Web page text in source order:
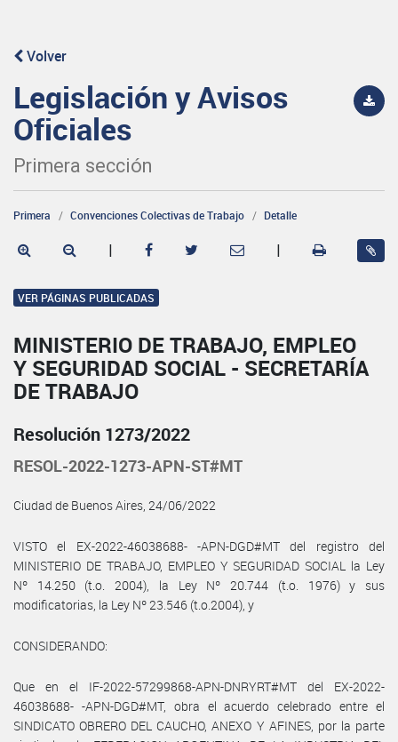
Volver
Legislación y Avisos
Oficiales
Primera sección
Primera Convenciones Colectivas de Trabajo Detalle
| |
VER PÁGINAS PUBLICADAS
MINISTERIO DE TRABAJO, EMPLEO
Y SEGURIDAD SOCIAL - SECRETARÍA
DE TRABAJO
Resolución 1273/2022
RESOL-2022-1273-APN-ST#MT
Ciudad de Buenos Aires, 24/06/2022
VISTO el EX-2022-46038688- -APN-DGD#MT del registro del
MINISTERIO DE TRABAJO, EMPLEO Y SEGURIDAD SOCIAL la Ley
Nº 14.250 (t.o. 2004), la Ley Nº 20.744 (t.o. 1976) y sus
modificatorias, la Ley Nº 23.546 (t.o.2004), y
CONSIDERANDO:
Que en el IF-2022-57299868-APN-DNRYRT#MT del EX-2022-
46038688- -APN-DGD#MT, obra el acuerdo celebrado entre el
SINDICATO OBRERO DEL CAUCHO, ANEXO Y AFINES, por la parte